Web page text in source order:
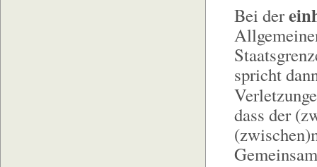
Bei der
spricht
dass der